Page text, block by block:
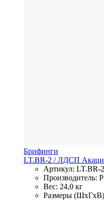
Брифинги
LT.BR-2 / ЛДСП
Артикул: LT.BR-2
Производитель:
Вес: 24,0 кг
Размеры